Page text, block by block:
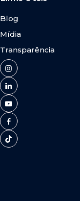
Blog
Mídia
Transparência